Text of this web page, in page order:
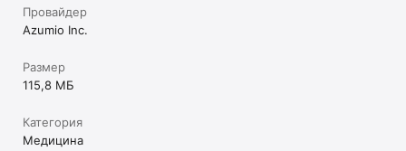
Провайдер
Azumio Inc.
Размер
115,8 МБ
Категория
Медицина